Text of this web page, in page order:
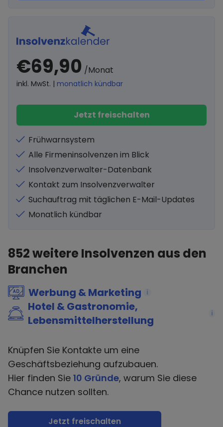
€69,90 /Monat
inkl. MwSt. | monatlich kündbar
Jetzt freischalten
Frühwarnsystem
Alle Firmeninsolvenzen im Blick
Insolvenzverwalter-Datenbank
Kontakt zum Insolvenzverwalter
Suchauftrag mit täglichen E-Mail-Updates
Monatlich kündbar
852weitere Insolvenzen aus den
Branchen
Werbung & Marketing i
Hotel & Gastronomie,
Lebensmittelherstellung
i
Knüpfen Sie Kontakte um eine
Geschäftsbeziehung aufzubauen.
Hier finden Sie 10 Gründe, warum Sie diese
Chance nutzen sollten.
Jetzt freischalten